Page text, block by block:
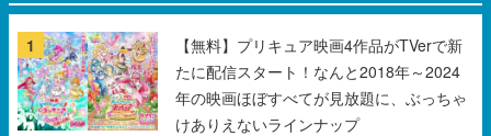
1
【無料】プリキュア映画4作品がTVerで新
たに配信スタート！なんと2018年～2024
年の映画ほぼすべてが見放題に、ぶっちゃ
けありえないラインナップ